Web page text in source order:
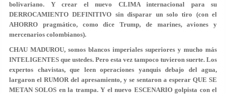
bolivariano. Y crear el nuevo CLIMA internacional para su
DERROCAMIENTO DEFINITIVO sin disparar un solo tiro (con el
AHORRO pragmático, como dice Trump, de marines, aviones y
mercenarios colombianos).
CHAU MADUROU, somos blancos imperiales superiores y mucho más
INTELIGENTES que ustedes. Pero esta vez tampoco tuvieron suerte. Los
expertos chavistas, que leen operaciones yanquis debajo del agua,
largaron el RUMOR del apresamiento, y se sentaron a esperar QUE SE
METAN SOLOS en la trampa. Y el nuevo ESCENARIO golpista con el